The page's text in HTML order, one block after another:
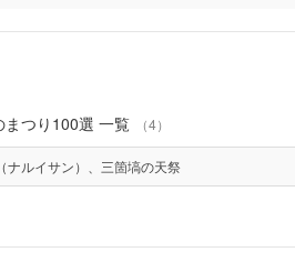
まつり100選 一覧 （4）
ナルイサン）、三箇塙の天祭